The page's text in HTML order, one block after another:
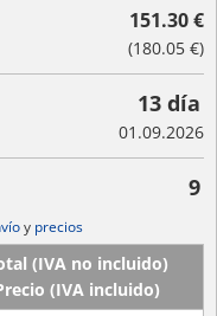
151.30 €
(180.05 €)
13 día
01.09.2026
9
y precios
(IVA no incluido)
(IVA incluido)